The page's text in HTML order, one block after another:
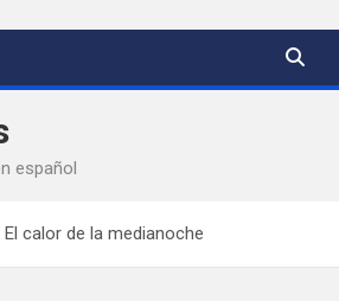
español
El calor de la medianoche